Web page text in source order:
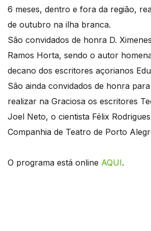
6 meses, dentro e fora da região,
de outubro na ilha branca.
São convidados de honra D.
Ramos Horta, sendo o autor
decano dos escritores açorianos
São ainda convidados de honra
realizar na Graciosa os escritores
Joel Neto, o cientista Félix
Companhia de Teatro de Porto
O programa está online AQUI.